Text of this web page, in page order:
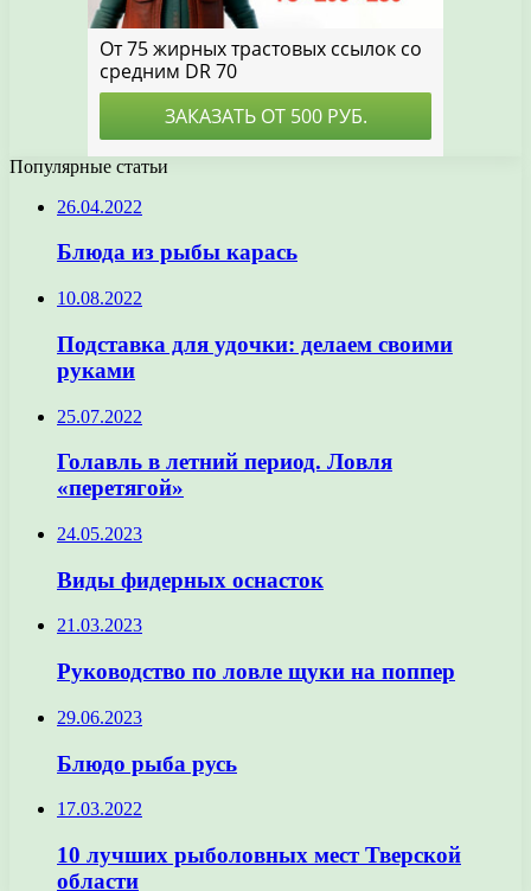
Популярные статьи
26.04.2022
Блюда из рыбы карась
10.08.2022
Подставка для удочки: делаем своими
руками
25.07.2022
Голавль в летний период. Ловля
«перетягой»
24.05.2023
Виды фидерных оснасток
21.03.2023
Руководство по ловле щуки на поппер
29.06.2023
Блюдо рыба русь
17.03.2022
10 лучших рыболовных мест Тверской
области